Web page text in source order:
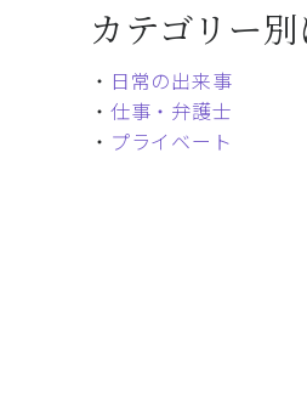
カテゴリー
・ 日常の出来事
・ 仕事・弁護士
・ プライベート